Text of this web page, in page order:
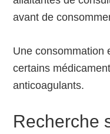
avant de
Une consommation
certains
anticoagulants.
Recherche